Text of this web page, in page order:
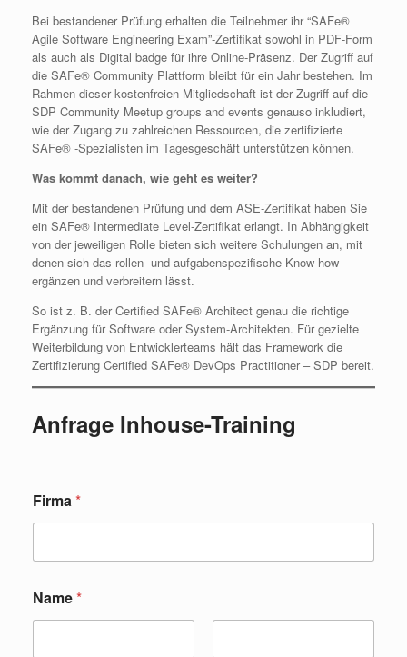
Bei bestandener Prüfung erhalten die Teilnehmer ihr “SAFe®
Agile Software Engineering Exam”-Zertifikat sowohl in PDF-Form
als auch als Digital badge für ihre Online-Präsenz. Der Zugriff auf
die SAFe® Community Plattform bleibt für ein Jahr bestehen. Im
Rahmen dieser kostenfreien Mitgliedschaft ist der Zugriff auf die
SDP Community Meetup groups and events genauso inkludiert,
wie der Zugang zu zahlreichen Ressourcen, die zertifizierte
SAFe® -Spezialisten im Tagesgeschäft unterstützen können.
Was kommt danach, wie geht es weiter?
Mit der bestandenen Prüfung und dem ASE-Zertifikat haben Sie
ein SAFe® Intermediate Level-Zertifikat erlangt. In Abhängigkeit
von der jeweiligen Rolle bieten sich weitere Schulungen an, mit
denen sich das rollen- und aufgabenspezifische Know-how
ergänzen und verbreitern lässt.
So ist z. B. der Certified SAFe® Architect genau die richtige
Ergänzung für Software oder System-Architekten. Für gezielte
Weiterbildung von Entwicklerteams hält das Framework die
Zertifizierung Certified SAFe® DevOps Practitioner – SDP bereit.
Anfrage Inhouse-Training
Firma*
Name*